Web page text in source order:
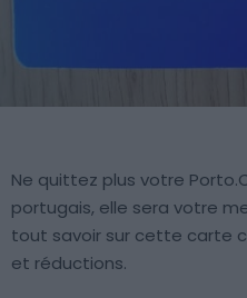
Ne quittez plus votre
portugais, elle sera votre
tout savoir sur cette carte
et réductions.